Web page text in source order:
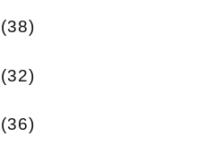
(38)
(32)
(36)